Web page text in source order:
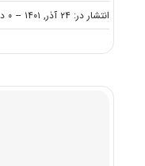
انتشار در: ۲۴ آذر, ۱۴۰۱ -- ۰ دیدگاه